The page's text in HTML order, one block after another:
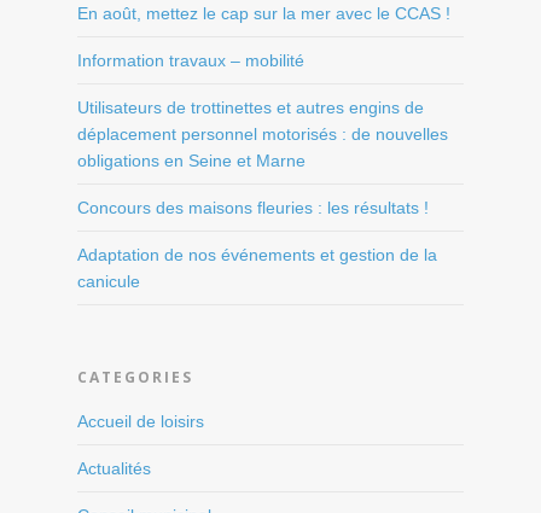
En août, mettez le cap sur la mer avec le CCAS !
Information travaux – mobilité
Utilisateurs de trottinettes et autres engins de
déplacement personnel motorisés : de nouvelles
obligations en Seine et Marne
Concours des maisons fleuries : les résultats !
Adaptation de nos événements et gestion de la
canicule
CATEGORIES
Accueil de loisirs
Actualités